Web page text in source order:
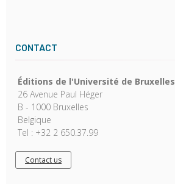
CONTACT
Éditions de l'Université de Bruxelles
26 Avenue Paul Héger
B - 1000 Bruxelles
Belgique
Tel : +32 2 650.37.99
Contact us